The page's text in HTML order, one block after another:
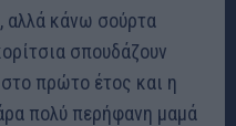
αλλά κάνω σούρτα
σπουδάζουν
στο πρώτο έτος και η
πολύ περήφανη μαμά